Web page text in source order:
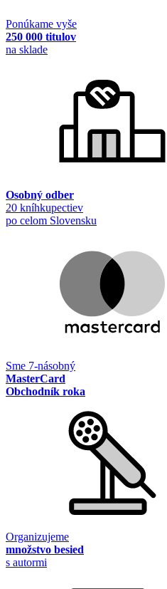
Ponúkame vyše
250 000 titulov
na sklade
Osobný odber
20 kníhkupectiev
po celom Slovensku
Sme 7-násobný
MasterCard
Obchodník roka
Organizujeme
množstvo besied
s autormi